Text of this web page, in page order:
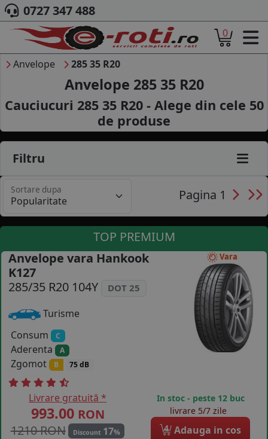
ACASA
DESPRE NOI
ANVELOPE
AUTO
CAMION
MOTO
AGROINDUSTRIALE
MARCA AUTO
B2B - COLABORARE COMPANII
CONTACT
COS (0 PRODUSE
0727 347 488
0
Anvelope 285 35 R20
Anvelope 285 35 R20
Cauciucuri 285 35 R20 - Alege din cele 50
de produse
Filtru
Sortare dupa Pagina 1
TOP PREMIUM
Vara
Anvelope vara Hankook
K127
285/35 R20 104Y
DOT 25
Turisme
Consum
C
Aderenta A
Zgomot B 75 dB
Livrare gratuită *
993.00 RON
1210 RON
Discount 17%
In stoc - peste 12 buc
livrare 5/7 zile
4 Adauga in cos